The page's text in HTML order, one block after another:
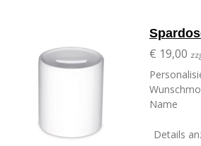
€ 19,00
Name
Details